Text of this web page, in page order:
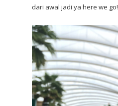
dari awal jadi ya here we go!